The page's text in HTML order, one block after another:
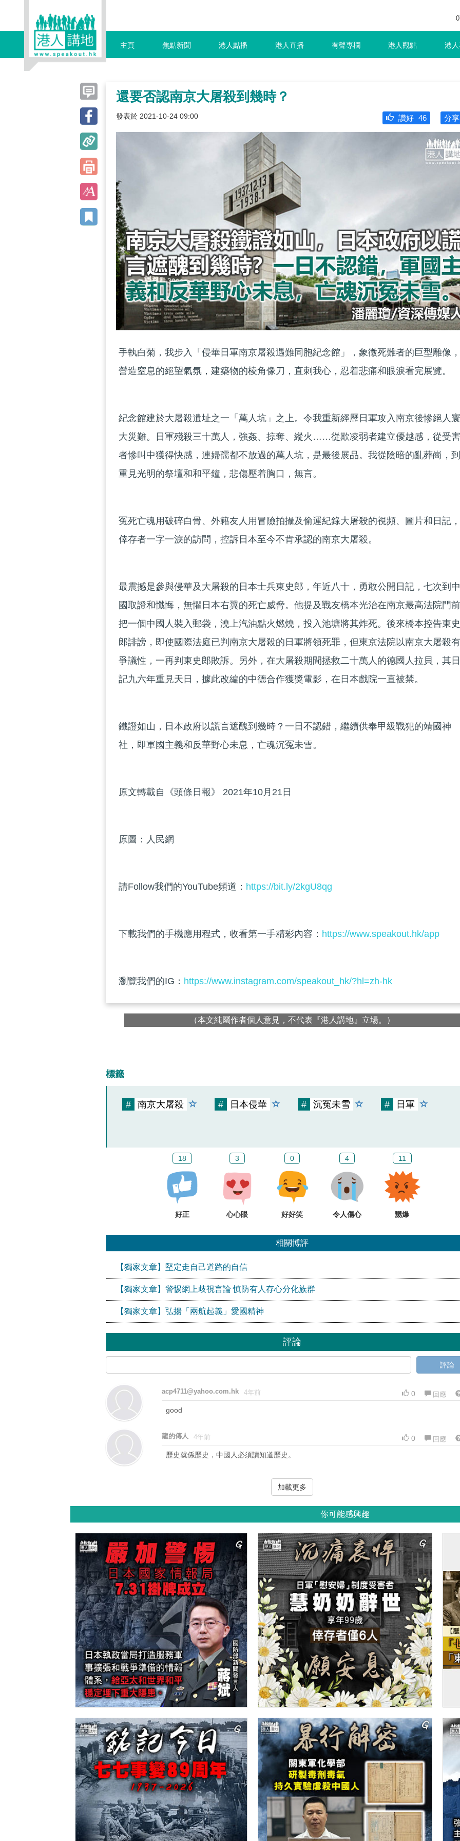
主頁 焦點新聞 港人點播 港人直播 有聲專欄 港人觀點 港
還要否認南京大屠殺到幾時？
發表於 2021-10-24 09:00 分享
讚好 46
手執白菊，我步入「侵華日軍南京屠殺遇難同胞紀念館」，象徵死難者的巨型雕像，
營造窒息的絕望氣氛，建築物的棱角像刀，直刺我心，忍着悲痛和眼淚看完展覽。
紀念館建於大屠殺遺址之一「萬人坑」之上。令我重新經歷日軍攻入南京後慘絕人寰
大災難。日軍殘殺三十萬人，強姦、掠奪、縱火……從欺凌弱者建立優越感，從受害
者慘叫中獲得快感，連婦孺都不放過的萬人坑，是最後展品。我從陰暗的亂葬崗，到
重見光明的祭壇和和平鐘，悲傷壓着胸口，無言。
冤死亡魂用破碎白骨、外籍友人用冒險拍攝及偷運紀錄大屠殺的視頻、圖片和日記，
倖存者一字一淚的訪問，控訴日本至今不肯承認的南京大屠殺。
最震撼是參與侵華及大屠殺的日本士兵東史郎，年近八十，勇敢公開日記，七次到中
國取證和懺悔，無懼日本右翼的死亡威脅。他提及戰友橋本光治在南京最高法院門前
把一個中國人裝入郵袋，澆上汽油點火燃燒，投入池塘將其炸死。後來橋本控告東史
郎誹謗，即使國際法庭已判南京大屠殺的日軍將領死罪，但東京法院以南京大屠殺有
爭議性，一再判東史郎敗訴。另外，在大屠殺期間拯救二十萬人的德國人拉貝，其日
記九六年重見天日，據此改編的中德合作獲獎電影，在日本戲院一直被禁。
鐵證如山，日本政府以謊言遮醜到幾時？一日不認錯，繼續供奉甲級戰犯的靖國神
社，即軍國主義和反華野心未息，亡魂沉冤未雪。
原文轉載自《頭條日報》 2021年10月21日
原圖：人民網
請Follow我們的YouTube頻道： https://bit.ly/2kgU8qg
下載我們的手機應用程式，收看第一手精彩內容： https://www.speakout.hk/app
瀏覽我們的IG： https://www.instagram.com/speakout_hk/?hl=zh-hk
（本文純屬作者個人意見，不代表『港人講地』立場。）
標籤
# 南京大屠殺 # 日本侵華 # 沉冤未雪 # 日軍
18
好正
3
心心眼
0
好好笑
4
令人傷心
11
嬲爆
相關博評
【獨家文章】堅定走自己道路的自信
【獨家文章】警惕網上歧視言論 慎防有人存心分化族群
【獨家文章】弘揚「兩航起義」愛國精神
評論
評論
acp4711@yahoo.com.hk 4年前 0 回應
good
龍的傳人 4年前 0 回應
歷史就係歷史，中國人必須讀知道歷史。
加載更多
你可能感興趣
侵